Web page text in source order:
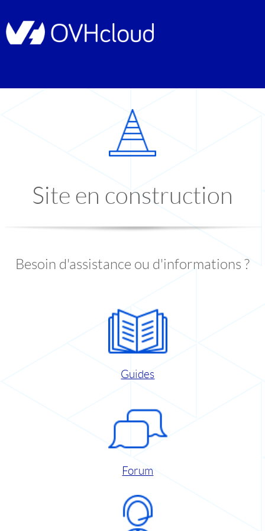
Site en construction
Besoin d'assistance ou d'informations ?
Guides
Forum